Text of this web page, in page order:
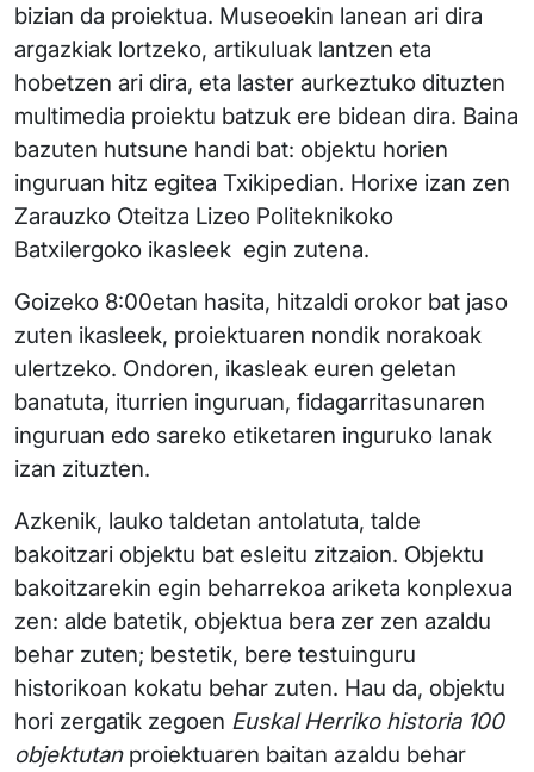
bizian da proiektua. Museoekin lanean ari dira
argazkiak lortzeko, artikuluak lantzen eta
hobetzen ari dira, eta laster aurkeztuko dituzten
multimedia proiektu batzuk ere bidean dira. Baina
bazuten hutsune handi bat: objektu horien
inguruan hitz egitea Txikipedian. Horixe izan zen
Zarauzko Oteitza Lizeo Politeknikoko
Batxilergoko ikasleek egin zutena.
Goizeko 8:00etan hasita, hitzaldi orokor bat jaso
zuten ikasleek, proiektuaren nondik norakoak
ulertzeko. Ondoren, ikasleak euren geletan
banatuta, iturrien inguruan, fidagarritasunaren
inguruan edo sareko etiketaren inguruko lanak
izan zituzten.
Azkenik, lauko taldetan antolatuta, talde
bakoitzari objektu bat esleitu zitzaion. Objektu
bakoitzarekin egin beharrekoa ariketa konplexua
zen: alde batetik, objektua bera zer zen azaldu
behar zuten; bestetik, bere testuinguru
historikoan kokatu behar zuten. Hau da, objektu
hori zergatik zegoen Euskal Herriko historia 100
objektutanproiektuaren baitan azaldu behar